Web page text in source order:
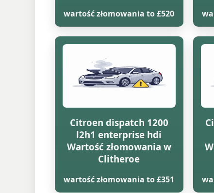
wartość złomowania to £520
Citroen dispatch 1200
l2h1 enterprise hdi
Wartość złomowania w
Clitheroe
wartość złomowania to £351